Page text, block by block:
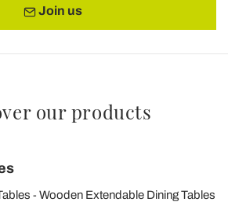
Join us
our products
Wooden Extendable Dining Tables